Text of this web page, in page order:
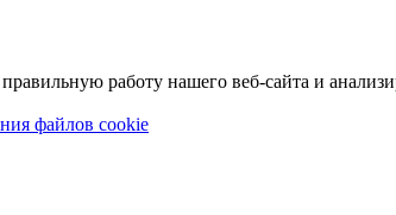
работу нашего веб-сайта и
файлов cookie